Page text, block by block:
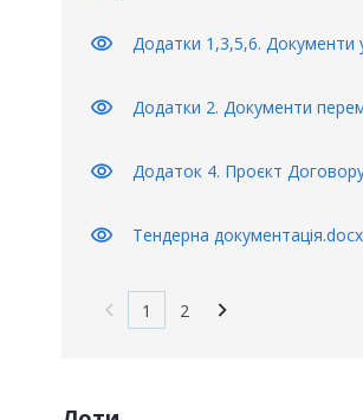
visibility Додатки 1,3,5,6. Документи
visibility Додатки 2. Документи
visibility Додаток 4. Проєкт
visibility Тендерна документація.docx
1 2